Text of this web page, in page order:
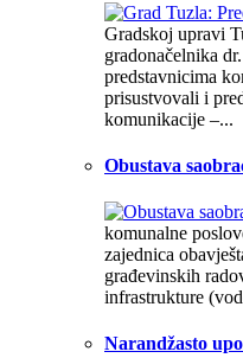
Gradskoj upravi
gradonačelnika
predstavnicima
prisustvovali i
komunikacije –...
Obustava
komunalne
zajednica
građevinskih
infrastrukture
Narandžasto